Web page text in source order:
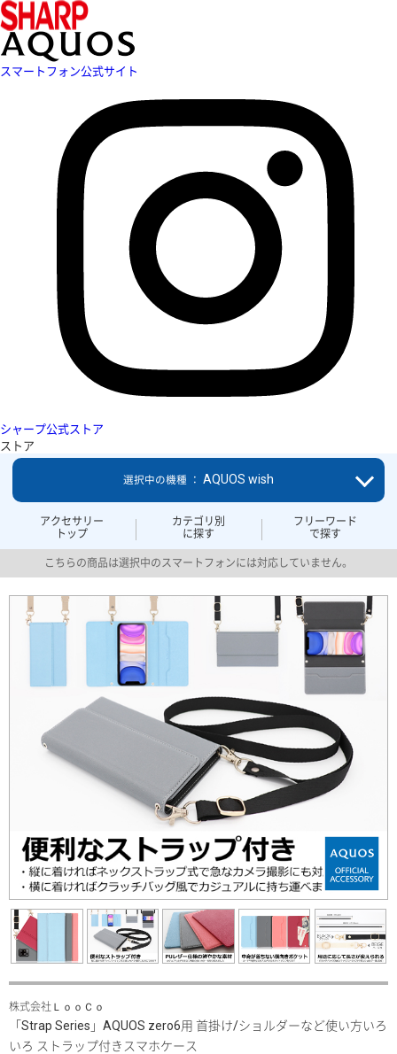
スマートフォン公式サイト
シャープ公式ストア
ストア
アクセサリー
トップ
カテゴリ別
に探す
フリーワード
で探す
選択中の機種 ： AQUOS wish
こちらの商品は選択中のスマートフォンには対応していません。
株式会社ＬｏｏＣｏ
「Strap Series」AQUOS zero6用 首掛け/ショルダーなど使い方いろ
いろ ストラップ付きスマホケース